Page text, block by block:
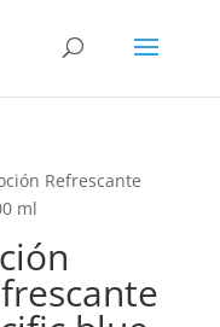
Refrescante
ml